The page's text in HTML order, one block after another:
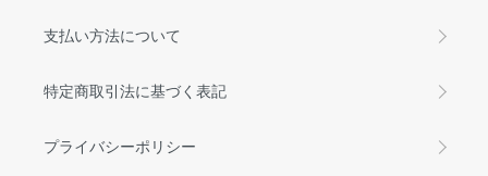
支払い方法について
特定商取引法に基づく表記
プライバシーポリシー